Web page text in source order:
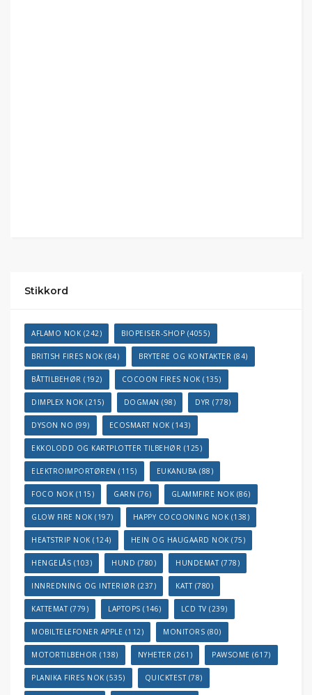
Stikkord
AFLAMO NOK (242) BIOPEISER-SHOP (4055)
BRITISH FIRES NOK (84) BRYTERE OG KONTAKTER (84)
BÅTTILBEHØR (192) COCOON FIRES NOK (135)
DIMPLEX NOK (215) DOGMAN (98) DYR (778)
DYSON NO (99) ECOSMART NOK (143)
EKKOLODD OG KARTPLOTTER TILBEHØR (125)
ELEKTROIMPORTØREN (115) EUKANUBA(88)
FOCO NOK (115) GARN (76) GLAMMFIRE NOK (86)
GLOW FIRE NOK (197) HAPPY COCOONING NOK (138)
HEATSTRIP NOK (124) HEIN OG HAUGAARD NOK (75)
HENGELÅS (103) HUND (780) HUNDEMAT(778)
INNREDNING OG INTERIØR (237) KATT(780)
KATTEMAT(779) LAPTOPS (146) LCD TV (239)
MOBILTELEFONER APPLE (112) MONITORS (80)
MOTORTILBEHOR (138) NYHETER (261) PAWSOME (617)
PLANIKA FIRES NOK (535) QUICKTEST(78)